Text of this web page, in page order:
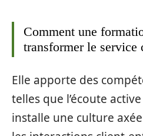
Comment une
transformer le service
Elle apporte des
telles que l’écoute
installe une culture